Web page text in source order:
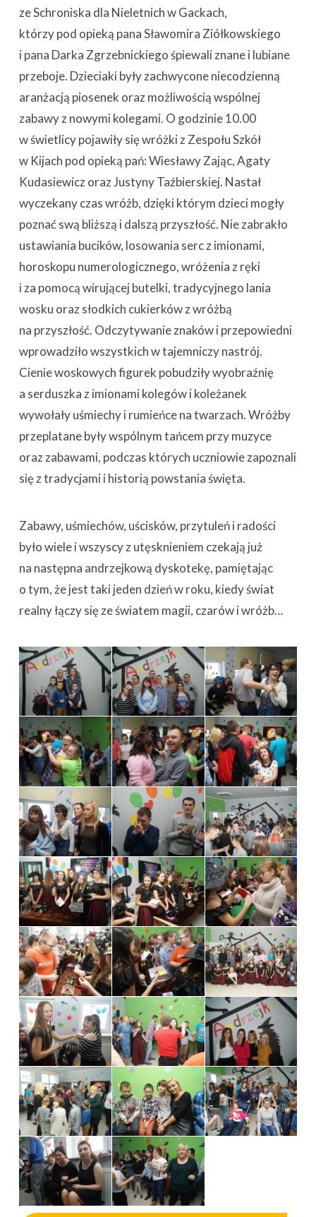
ze Schroniska dla Nieletnich w Gackach,
którzy pod opieką pana Sławomira Ziółkowskiego
i pana Darka Zgrzebnickiego śpiewali znane i lubiane
przeboje. Dzieciaki były zachwycone niecodzienną
aranżacją piosenek oraz możliwością wspólnej
zabawy z nowymi kolegami. O godzinie 10.00
w świetlicy pojawiły się wróżki z Zespołu Szkół
w Kijach pod opieką pań: Wiesławy Zając, Agaty
Kudasiewicz oraz Justyny Taźbierskiej. Nastał
wyczekany czas wróżb, dzięki którym dzieci mogły
poznać swą bliższą i dalszą przyszłość. Nie zabrakło
ustawiania bucików, losowania serc z imionami,
horoskopu numerologicznego, wróżenia z ręki
i za pomocą wirującej butelki, tradycyjnego lania
wosku oraz słodkich cukierków z wróżbą
na przyszłość. Odczytywanie znaków i przepowiedni
wprowadziło wszystkich w tajemniczy nastrój.
Cienie woskowych figurek pobudziły wyobraźnię
a serduszka z imionami kolegów i koleżanek
wywołały uśmiechy i rumieńce na twarzach. Wróżby
przeplatane były wspólnym tańcem przy muzyce
oraz zabawami, podczas których uczniowie zapoznali
się z tradycjami i historią powstania święta.
Zabawy, uśmiechów, uścisków, przytuleń i radości
było wiele i wszyscy z utęsknieniem czekają już
na następna andrzejkową dyskotekę, pamiętając
o tym, że jest taki jeden dzień w roku, kiedy świat
realny łączy się ze światem magii, czarów i wróżb…